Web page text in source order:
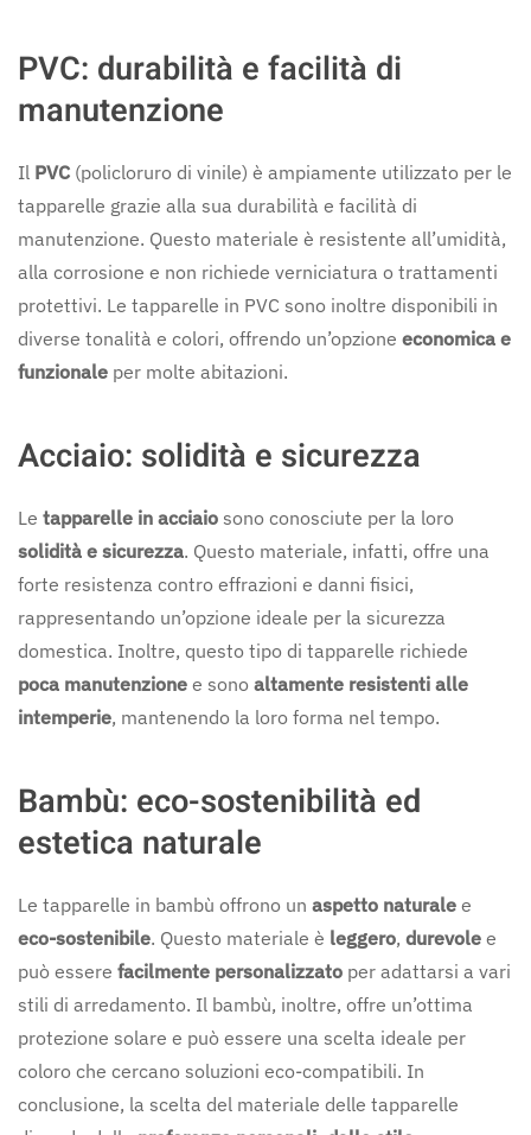
PVC: durabilità e facilità di
manutenzione
Il PVC (policloruro di vinile) è ampiamente utilizzato per le
tapparelle grazie alla sua durabilità e facilità di
manutenzione. Questo materiale è resistente all’umidità,
alla corrosione e non richiede verniciatura o trattamenti
protettivi. Le tapparelle in PVC sono inoltre disponibili in
diverse tonalità e colori, offrendo un’opzione economica e
funzionale per molte abitazioni.
Acciaio: solidità e sicurezza
Le tapparelle in acciaio sono conosciute per la loro
solidità e sicurezza. Questo materiale, infatti, offre una
forte resistenza contro effrazioni e danni fisici,
rappresentando un’opzione ideale per la sicurezza
domestica. Inoltre, questo tipo di tapparelle richiede
poca manutenzione e sono altamente resistenti alle
intemperie, mantenendo la loro forma nel tempo.
Bambù: eco-sostenibilità ed
estetica naturale
Le tapparelle in bambù offrono un aspetto naturale e
eco-sostenibile. Questo materiale è leggero, durevole e
può essere facilmente personalizzato per adattarsi a vari
stili di arredamento. Il bambù, inoltre, offre un’ottima
protezione solare e può essere una scelta ideale per
coloro che cercano soluzioni eco-compatibili. In
conclusione, la scelta del materiale delle tapparelle